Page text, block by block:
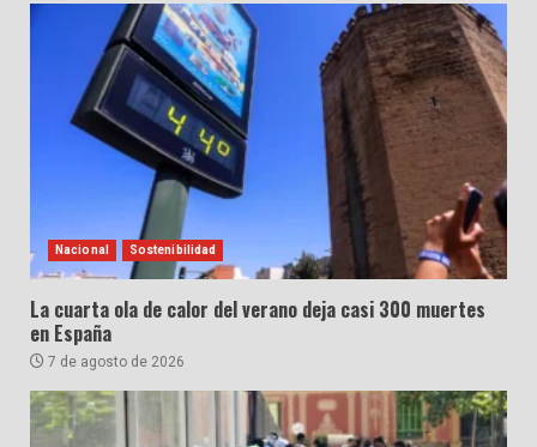
Nacional Sostenibilidad
La cuarta ola de calor del verano deja casi 300 muertes
en España
7 de agosto de 2026